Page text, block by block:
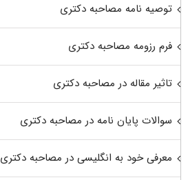
توصیه نامه مصاحبه دکتری
فرم رزومه مصاحبه دکتری
تاثیر مقاله در مصاحبه دکتری
سوالات پایان نامه در مصاحبه دکتری
معرفی خود به انگلیسی در مصاحبه دکتری